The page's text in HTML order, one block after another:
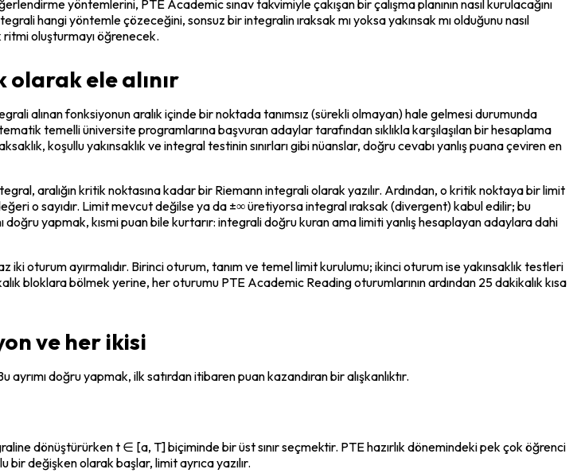
yöntemlerini, PTE Academic sınav takvimiyle çakışan bir çalışma planının nasıl kurulacağını
hangi yöntemle çözeceğini, sonsuz bir integralin ıraksak mı yoksa yakınsak mı olduğunu nasıl
ritmi oluşturmayı öğrenecek.
ele alınır
alınan fonksiyonun aralık içinde bir noktada tanımsız (sürekli olmayan) hale gelmesi durumunda
temelli üniversite programlarına başvuran adaylar tarafından sıklıkla karşılaşılan bir hesaplama
koşullu yakınsaklık ve integral testinin sınırları gibi nüanslar, doğru cevabı yanlış puana çeviren en
aralığın kritik noktasına kadar bir Riemann integrali olarak yazılır. Ardından, o kritik noktaya bir limit
o sayıdır. Limit mevcut değilse ya da ±∞ üretiyorsa integral ıraksak (divergent) kabul edilir; bu
yapmak, kısmi puan bile kurtarır: integrali doğru kuran ama limiti yanlış hesaplayan adaylara dahi
oturum ayırmalıdır. Birinci oturum, tanım ve temel limit kurulumu; ikinci oturum ise yakınsaklık testleri
bloklara bölmek yerine, her oturumu PTE Academic Reading oturumlarının ardından 25 dakikalık kısa
ve her ikisi
doğru yapmak, ilk satırdan itibaren puan kazandıran bir alışkanlıktır.
dönüştürürken t ∈ [a, T] biçiminde bir üst sınır seçmektir. PTE hazırlık dönemindeki pek çok öğrenci
değişken olarak başlar, limit ayrıca yazılır.